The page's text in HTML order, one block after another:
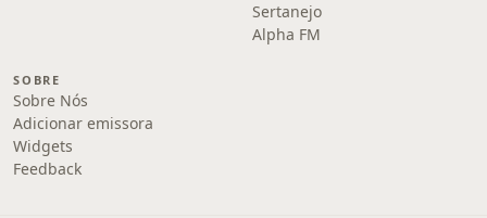
Sertanejo
Alpha FM
SOBRE
Sobre Nós
Adicionar emissora
Widgets
Feedback